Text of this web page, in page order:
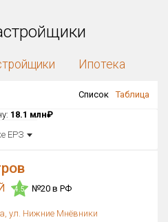
Ипотека
Список
Таблица
18.1 млн₽
ЕРЗ
4.5 №20 в РФ
ул. Нижние Мнёвники